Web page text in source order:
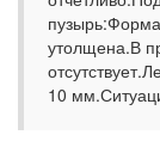
утолщена.В
10